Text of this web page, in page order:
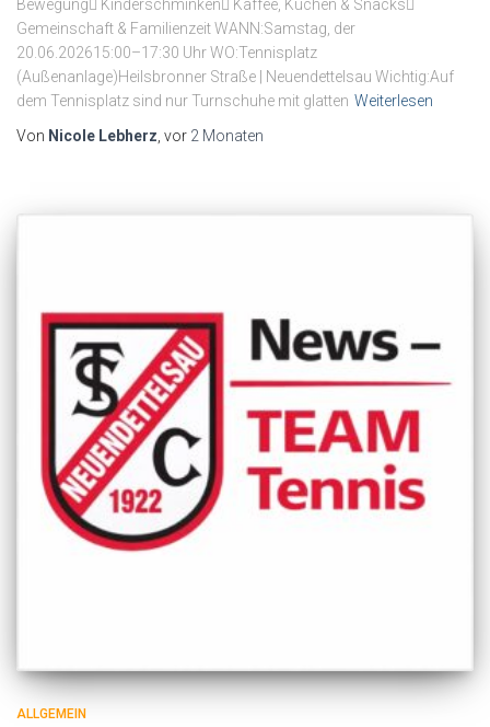
Bewegung Kinderschminken Kaffee, Kuchen & Snacks
Gemeinschaft & Familienzeit WANN:Samstag, der
20.06.202615:00–17:30 Uhr WO:Tennisplatz
(Außenanlage)Heilsbronner Straße | Neuendettelsau Wichtig:Auf
dem Tennisplatz sind nur Turnschuhe mit glatten Weiterlesen
Von Nicole Lebherz , vor 2 Monaten
ALLGEMEIN